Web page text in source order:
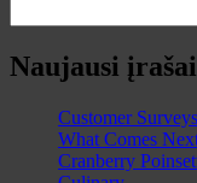
Naujausi įrašai
Customer
What Comes
Cranberry